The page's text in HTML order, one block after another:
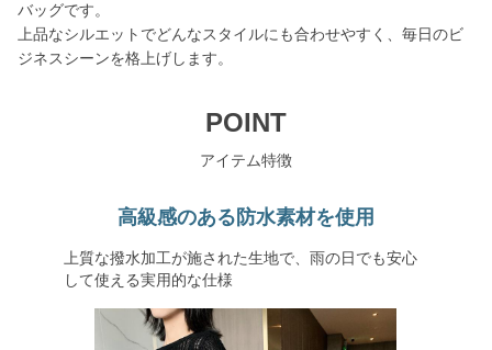
バッグです。
上品なシルエットでどんなスタイルにも合わせやすく、毎日のビ
ジネスシーンを格上げします。
POINT
アイテム特徴
高級感のある防水素材を使用
上質な撥水加工が施された生地で、雨の日でも安心
して使える実用的な仕様